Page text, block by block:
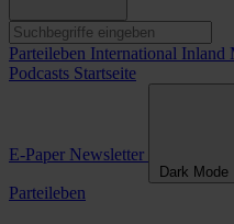
Parteileben International Inland
Podcasts Startseite
E-Paper Newsletter
Dark Mode
Parteileben